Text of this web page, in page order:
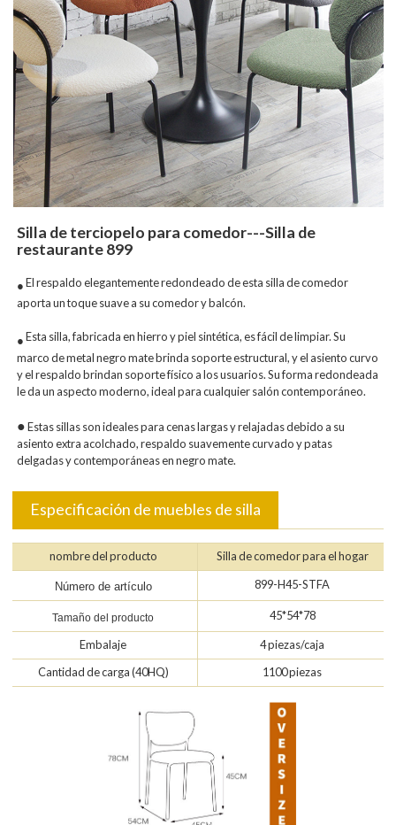
Silla de terciopelo para comedor---Silla de
restaurante 899
● El respaldo elegantemente redondeado de esta silla de comedor
aporta un toque suave a su comedor y balcón.
● Esta silla, fabricada en hierro y piel sintética, es fácil de limpiar. Su
marco de metal negro mate brinda soporte estructural, y el asiento curvo
y el respaldo brindan soporte físico a los usuarios. Su forma redondeada
le da un aspecto moderno, ideal para cualquier salón contemporáneo.
● Estas sillas son ideales para cenas largas y relajadas debido a su
asiento extra acolchado, respaldo suavemente curvado y patas
delgadas y contemporáneas en negro mate.
Especificación de muebles de silla
nombre del producto Silla de comedor para el hogar
Número de artículo 899-H45-STFA
Tamaño del producto 45*54*78
Embalaje
4 piezas/caja
Cantidad de carga (40HQ)
1100 piezas